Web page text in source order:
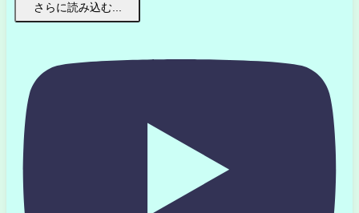
さらに読み込む...